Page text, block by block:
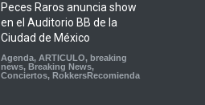
Peces Raros anuncia show
en el Auditorio BB de la
Ciudad de México
Agenda, ARTICULO, breaking
news, Breaking News,
Conciertos, RokkersRecomienda